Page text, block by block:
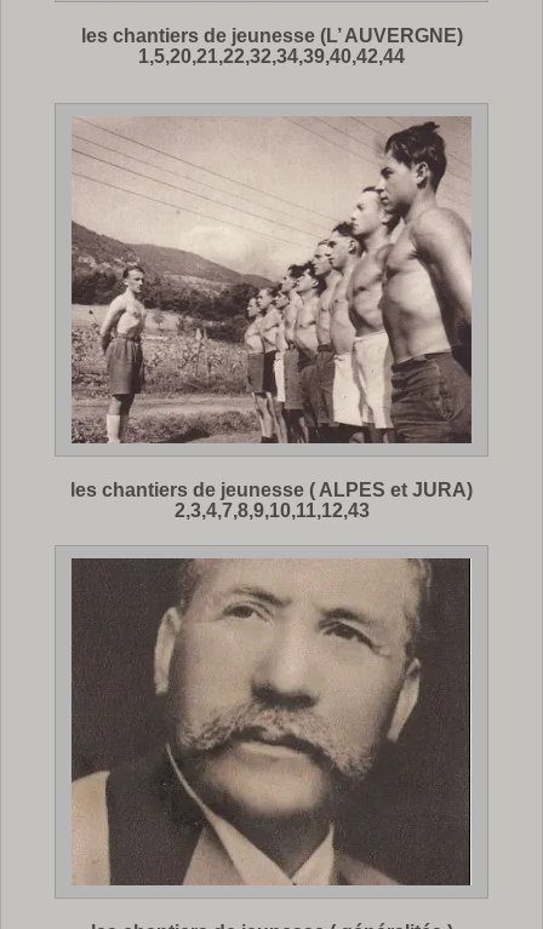
les chantiers de jeunesse (L’ AUVERGNE)
1,5,20,21,22,32,34,39,40,42,44
les chantiers de jeunesse ( ALPES et JURA)
2,3,4,7,8,9,10,11,12,43